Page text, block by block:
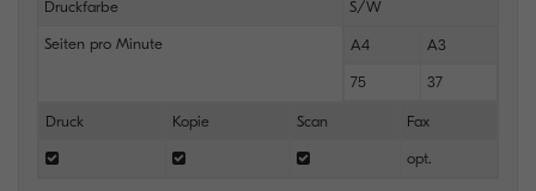
Druckfarbe S/W
Seiten pro Minute A4 A3
75 37
Druck Kopie Scan Fax
opt.